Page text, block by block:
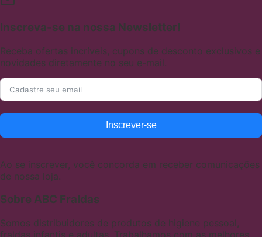
Inscreva-se na nossa Newsletter!
Receba ofertas incríveis, cupons de desconto exclusivos e
novidades diretamente no seu e-mail.
Inscrever-se
Ao se inscrever, você concorda em receber comunicações
de nossa loja.
Sobre ABC Fraldas
Somos distribuidores de produtos de higiene pessoal,
fraldas infantis e adultas. Trabalhamos com as melhores